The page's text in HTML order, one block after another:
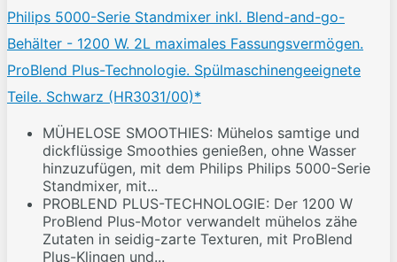
Philips 5000-Serie Standmixer inkl. Blend-and-go-
Behälter - 1200 W. 2L maximales Fassungsvermögen.
ProBlend Plus-Technologie. Spülmaschinengeeignete
Teile. Schwarz (HR3031/00)*
MÜHELOSE SMOOTHIES: Mühelos samtige und
dickflüssige Smoothies genießen, ohne Wasser
hinzuzufügen, mit dem Philips Philips 5000-Serie
Standmixer, mit...
PROBLEND PLUS-TECHNOLOGIE: Der 1200 W
ProBlend Plus-Motor verwandelt mühelos zähe
Zutaten in seidig-zarte Texturen, mit ProBlend
Plus-Klingen und...